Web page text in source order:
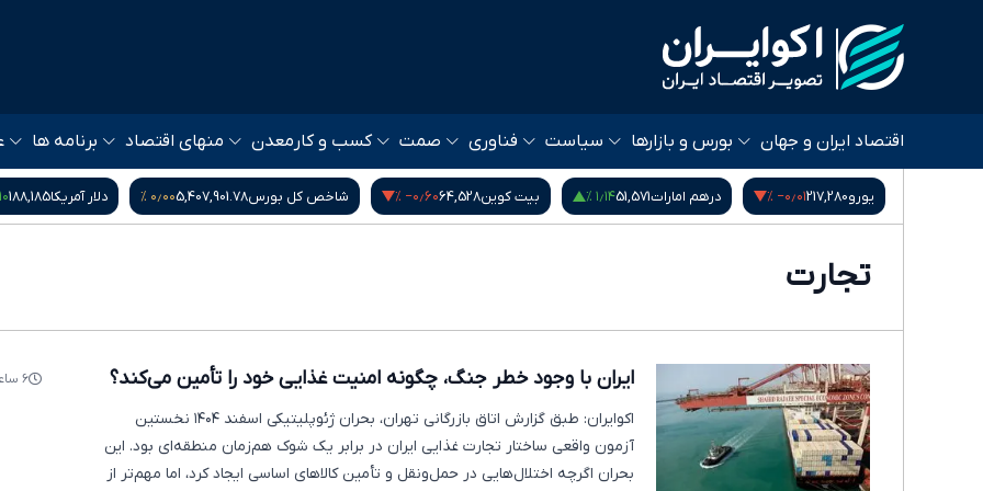
اقتصاد ایران و جهان بورس و بازارها سیاست فناوری صمت کسب و کار معدن منهای اقتصاد برنامه ها
یورو217,280‎−۰٫۰۱ % درهم امارات51,571۱٫۱۴ % بیت کوین64,528‎−۰٫۶۰ % شاخص کل بورس5,407,901.78۰٫۰۰ % دلار آمریکا188,185
تجارت
۶ ساعت پیش ایران با وجود خطر جنگ، چگونه امنیت غذایی خود را تأمین می‌کند؟
اکوایران: طبق گزارش اتاق بازرگانی تهران، بحران ژئوپلیتیکی اسفند ۱۴۰۴ نخستین
آزمون واقعی ساختار تجارت غذایی ایران در برابر یک شوک هم‌زمان منطقه‌ای بود. این
بحران اگرچه اختلال‌هایی در حمل‌ونقل و تأمین کالاهای اساسی ایجاد کرد، اما مهم‌تر از